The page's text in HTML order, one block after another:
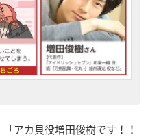
アカ貝役増田俊樹です！！